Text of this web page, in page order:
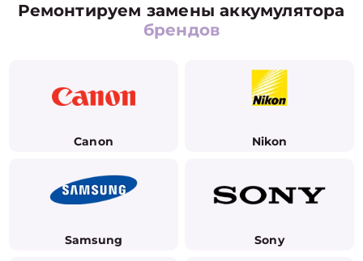
Ремонтируем замены аккумулятора
брендов
Canon Nikon
Samsung Sony